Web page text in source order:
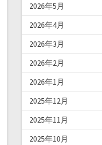
2026年5月
2026年4月
2026年3月
2026年2月
2026年1月
2025年12月
2025年11月
2025年10月